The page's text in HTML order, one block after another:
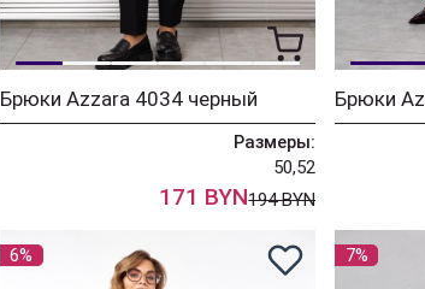
Брюки Azzara 4034 черный
Размеры:
50,52
171 BYN194 BYN
Брюки
6% 7%